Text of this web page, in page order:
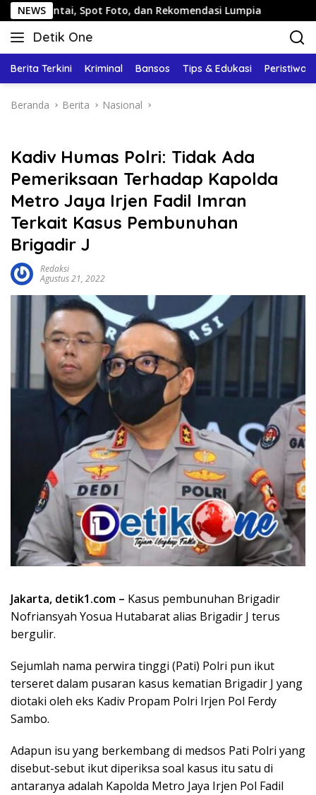
Langsung
ke
konten
NEWS
Spot Foto, dan Rekomendasi Lumpia Panduan
Detik One
Tajam
Fakta
Berita Terkini Kriminal Bansos Tips & Edukasi Peristiwa
Beranda Berita Nasional
Kadiv Humas Polri: Tidak Ada
Pemeriksaan Terhadap Kapolda
Metro Jaya Irjen Fadil Imran
Terkait Kasus Pembunuhan
Brigadir J
Redaksi
Agustus 21, 2022
Jakarta, detik1.com – Kasus pembunuhan Brigadir
Nofriansyah Yosua Hutabarat alias Brigadir J terus
bergulir.
Sejumlah nama perwira tinggi (Pati) Polri pun ikut
terseret dalam pusaran kasus kematian Brigadir J yang
diotaki oleh eks Kadiv Propam Polri Irjen Pol Ferdy
Sambo.
Adapun isu yang berkembang di medsos Pati Polri yang
disebut-sebut ikut diperiksa soal kasus itu satu di
antaranya adalah Kapolda Metro Jaya Irjen Pol Fadil